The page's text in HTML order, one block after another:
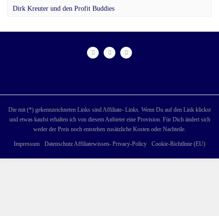
Dirk Kreuter und den Profit Buddies
Die mit (*) gekennzeichneten Links sind Affiliate- Links. Wenn Du auf den Link klickst
und etwas kaufst erhalten ich von diesem Anbieter eine Provision. Für Dich ändert sich
weder der Preis noch entstehen zusätzliche Kosten oder Nachteile.
Impressum Datenschutz Affiliatewissen- Privacy-Policy Cookie-Richtlinie (EU)